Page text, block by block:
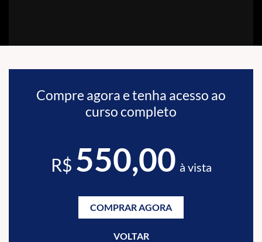
Compre agora e tenha acesso ao
curso completo
R$ 550,00 à vista
COMPRAR AGORA
VOLTAR